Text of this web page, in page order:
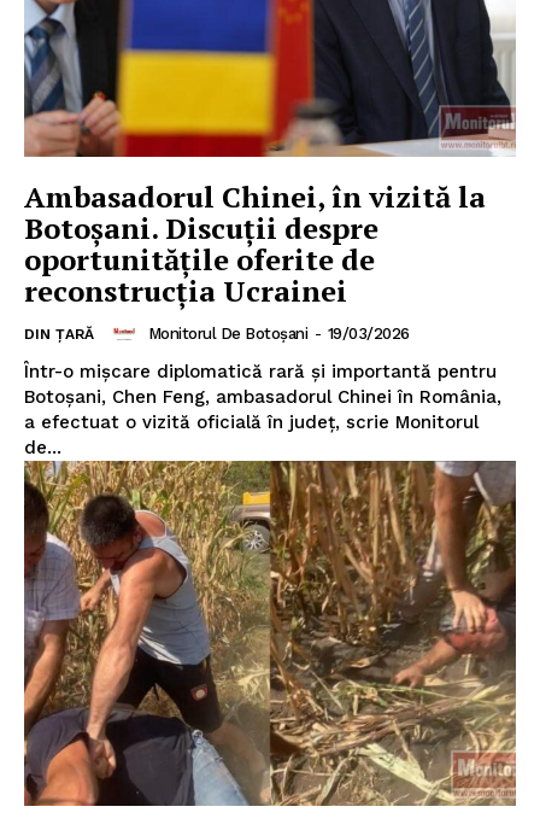
Ambasadorul Chinei, în vizită la
Botoșani. Discuții despre
oportunităţile oferite de
reconstrucţia Ucrainei
DIN ȚARĂ Monitorul De Botoșani - 19/03/2026
Într-o mișcare diplomatică rară și importantă pentru
Botoșani, Chen Feng, ambasadorul Chinei în România,
a efectuat o vizită oficială în județ, scrie Monitorul
de...